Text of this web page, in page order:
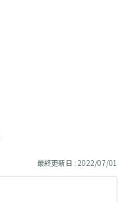
最終更新日 : 2022/07/01